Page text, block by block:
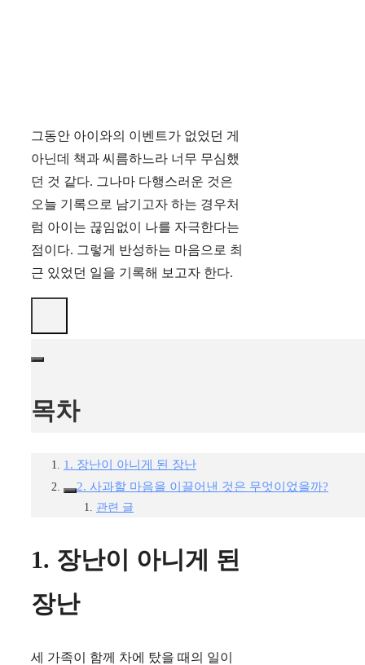
그동안 아이와의 이벤트가 없었던 게
아닌데 책과 씨름하느라 너무 무심했
던 것 같다. 그나마 다행스러운 것은
오늘 기록으로 남기고자 하는 경우처
럼 아이는 끊임없이 나를 자극한다는
점이다. 그렇게 반성하는 마음으로 최
근 있었던 일을 기록해 보고자 한다.
목차
1. 장난이 아니게 된 장난
2. 사과할 마음을 이끌어낸 것은 무엇이었을까?
관련 글
1. 장난이 아니게 된
장난
세 가족이 함께 차에 탔을 때의 일이